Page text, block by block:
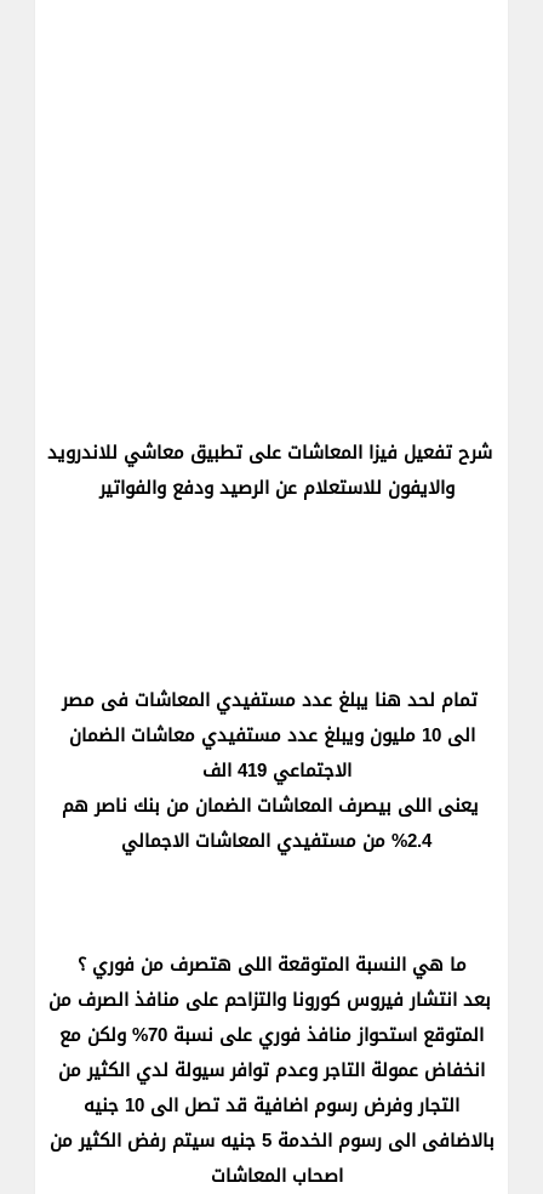
شرح تفعيل فيزا المعاشات على تطبيق معاشي للاندرويد
والايفون للاستعلام عن الرصيد ودفع والفواتير
تمام لحد هنا يبلغ عدد مستفيدي المعاشات فى مصر
الى 10 مليون ويبلغ عدد مستفيدي معاشات الضمان
الاجتماعي 419 الف
يعنى اللى بيصرف المعاشات الضمان من بنك ناصر هم
2.4% من مستفيدي المعاشات الاجمالي
ما هي النسبة المتوقعة اللى هتصرف من فوري ؟
بعد انتشار فيروس كورونا والتزاحم على منافذ الصرف من
المتوقع استحواز منافذ فوري على نسبة 70% ولكن مع
انخفاض عمولة التاجر وعدم توافر سيولة لدي الكثير من
التجار وفرض رسوم اضافية قد تصل الى 10 جنيه
بالاضافى الى رسوم الخدمة 5 جنيه سيتم رفض الكثير من
اصحاب المعاشات